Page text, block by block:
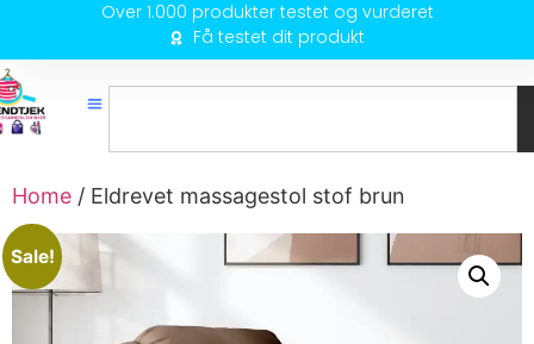
Over 1.000 produkter testet og vurderet
Få testet dit produkt
Home / Eldrevet massagestol stof brun
Sale!